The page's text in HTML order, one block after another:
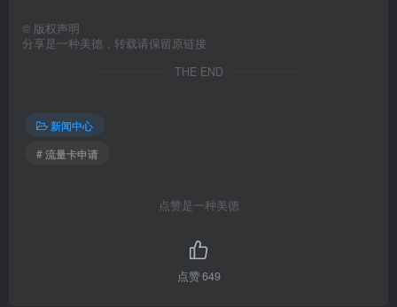
© 版权声明
分享是一种美德，转载请保留原链接
THE END
新闻中心
# 流量卡申请
点赞是一种美德
点赞649